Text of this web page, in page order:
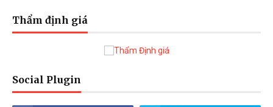
Thẩm định giá
Social Plugin